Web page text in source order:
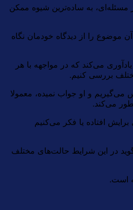
مسئله‌ای، به ساده‌ترین شیوه ممکن
موضوع را از دیدگاه خودمان نگاه
می‌کند که در مواجهه با هر
بررسی کنیم.
و او جواب نمیده، معمولا
می‌کند.
افتاده یا فکر می‌کنیم
در این شرایط حالت‌های مختلف
است.